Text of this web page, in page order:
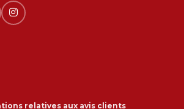
relatives aux avis clients